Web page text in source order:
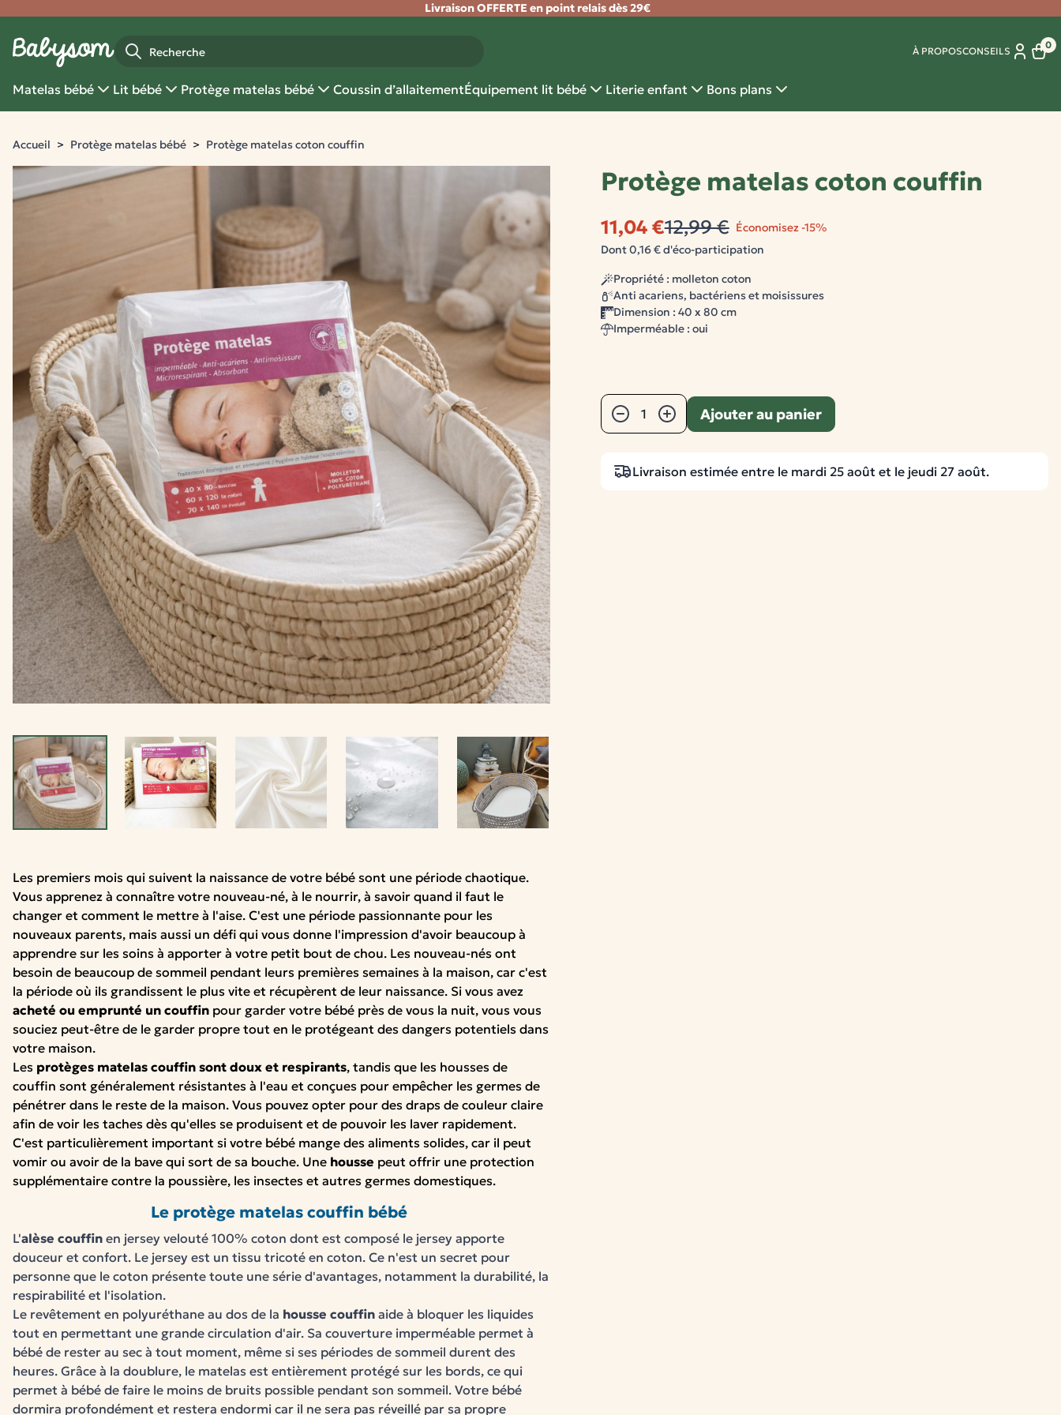
Livraison OFFERTE en point relais dès 29€
À PROPOSCONSEILS
0
Matelas bébé Lit bébé Protège matelas bébé Coussin d’allaitementÉquipement lit bébé Literie enfant Bons plans
Accueil Protège matelas bébé Protège matelas coton couffin
Protège matelas coton couffin
11,04 €12,99 € Économisez -15%
Dont 0,16 € d'éco-participation
Propriété : molleton coton
Anti acariens, bactériens et moisissures
Dimension : 40 x 80 cm
Imperméable : oui
Quantité
−
+ Ajouter au panier
Livraison estimée entre le mardi 25 août et le jeudi 27 août.
Les premiers mois qui suivent la naissance de votre bébé sont une période chaotique.
Vous apprenez à connaître votre nouveau-né, à le nourrir, à savoir quand il faut le
changer et comment le mettre à l'aise. C'est une période passionnante pour les
nouveaux parents, mais aussi un défi qui vous donne l'impression d'avoir beaucoup à
apprendre sur les soins à apporter à votre petit bout de chou. Les nouveau-nés ont
besoin de beaucoup de sommeil pendant leurs premières semaines à la maison, car c'est
la période où ils grandissent le plus vite et récupèrent de leur naissance. Si vous avez
acheté ou emprunté un couffin pour garder votre bébé près de vous la nuit, vous vous
souciez peut-être de le garder propre tout en le protégeant des dangers potentiels dans
votre maison.
Les protèges matelas couffin sont doux et respirants, tandis que les housses de
couffin sont généralement résistantes à l'eau et conçues pour empêcher les germes de
pénétrer dans le reste de la maison. Vous pouvez opter pour des draps de couleur claire
afin de voir les taches dès qu'elles se produisent et de pouvoir les laver rapidement.
C'est particulièrement important si votre bébé mange des aliments solides, car il peut
vomir ou avoir de la bave qui sort de sa bouche. Une housse peut offrir une protection
supplémentaire contre la poussière, les insectes et autres germes domestiques.
Le protège matelas couffin bébé
L'alèse couffin en jersey velouté 100% coton dont est composé le jersey apporte
douceur et confort. Le jersey est un tissu tricoté en coton. Ce n'est un secret pour
personne que le coton présente toute une série d'avantages, notamment la durabilité, la
respirabilité et l'isolation.
Le revêtement en polyuréthane au dos de la housse couffin aide à bloquer les liquides
tout en permettant une grande circulation d'air. Sa couverture imperméable permet à
bébé de rester au sec à tout moment, même si ses périodes de sommeil durent des
heures. Grâce à la doublure, le matelas est entièrement protégé sur les bords, ce qui
permet à bébé de faire le moins de bruits possible pendant son sommeil. Votre bébé
dormira profondément et restera endormi car il ne sera pas réveillé par sa propre